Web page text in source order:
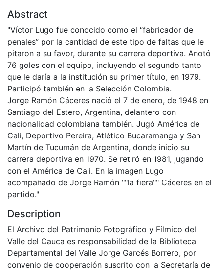
Abstract
"Víctor Lugo fue conocido como el “fabricador de
penales” por la cantidad de este tipo de faltas que le
pitaron a su favor, durante su carrera deportiva. Anotó
76 goles con el equipo, incluyendo el segundo tanto
que le daría a la institución su primer título, en 1979.
Participó también en la Selección Colombia.
Jorge Ramón Cáceres nació el 7 de enero, de 1948 en
Santiago del Estero, Argentina, delantero con
nacionalidad colombiana también. Jugó América de
Cali, Deportivo Pereira, Atlético Bucaramanga y San
Martín de Tucumán de Argentina, donde inicio su
carrera deportiva en 1970. Se retiró en 1981, jugando
con el América de Cali. En la imagen Lugo
acompañado de Jorge Ramón ""la fiera"" Cáceres en el
partido."
Description
El Archivo del Patrimonio Fotográfico y Fílmico del
Valle del Cauca es responsabilidad de la Biblioteca
Departamental del Valle Jorge Garcés Borrero, por
convenio de cooperación suscrito con la Secretaría de